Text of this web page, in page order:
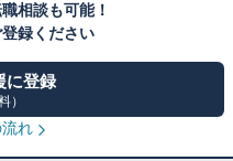
相談も可能！
録ください
に登録
）
れ